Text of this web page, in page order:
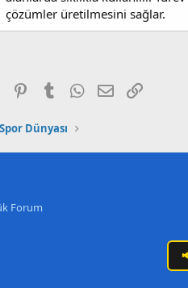
çözümler üretilmesini sağlar.
Reddit PinterestTumblrWhatsApp
E-postaLink
Spor Dünyası
Forum